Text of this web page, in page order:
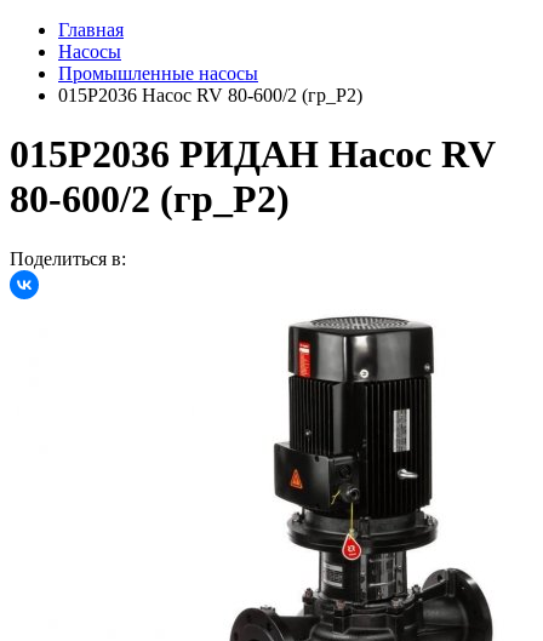
Главная
Насосы
Промышленные насосы
015P2036 Насос RV 80-600/2 (гр_P2)
015P2036 РИДАН Насос RV
80-600/2 (гр_P2)
Поделиться в: